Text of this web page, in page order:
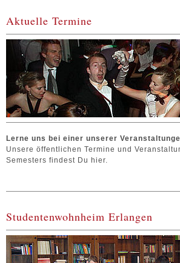
Aktuelle Termine
Lerne uns bei einer unserer
Unsere öffentlichen Termine und
Semesters findest Du hier.
Studentenwohnheim Erlangen